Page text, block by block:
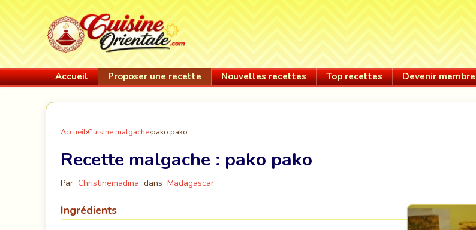
Accueil Proposer une recette Nouvelles recettes Top recettes Devenir membre
Accueil›Cuisine malgache›pako pako
Recette malgache : pako pako
Par Christinemadina dans Madagascar
Ingrédients